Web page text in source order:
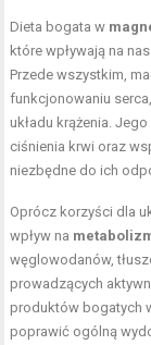
Dieta bogata w
które wpływają na
Przede wszystkim,
funkcjonowaniu
układu krążenia.
ciśnienia krwi oraz
niezbędne do ich
Oprócz korzyści dla
wpływ na
węglowodanów,
prowadzących
produktów bogatych
poprawić ogólną